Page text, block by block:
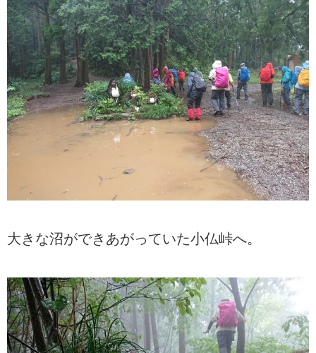
大きな沼ができあがっていた小仏峠へ。